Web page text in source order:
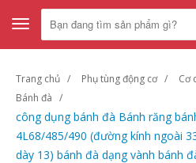
Toggle
navigation
Trang chủ Phụ tùng động cơ
Cơ
Bánh đà
công dụng bánh đà Bánh răng
4L68/485/490 (đường kính ngoài
dày 13) bánh đà dạng vành bánh